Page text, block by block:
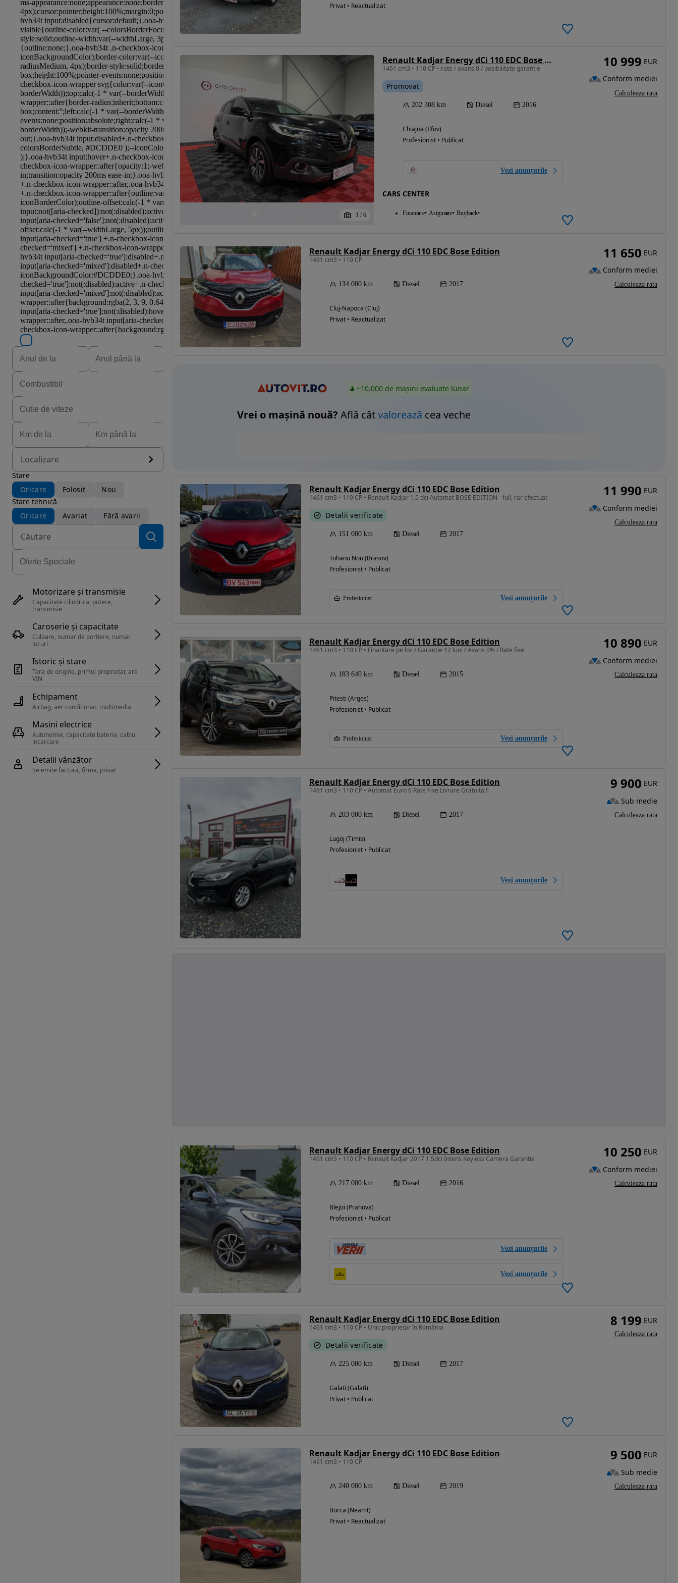
finantare
Localizare
Stare
Oricare
Folosit
Nou
Stare tehnică
Oricare
Avariat Fără avarii
Motorizare și transmisie
Capacitate cilindrica, putere,
transmisie
Caroserie și capacitate
Culoare, numar de portiere, numar
locuri
Istoric și stare
Tara de origine, primul proprietar, are
Echipament
Airbag, aer conditionat, multimedia
Masini electrice
Autonomie, capacitate baterie, cablu
Detalii vânzător
Se emite factura, firma, privat
Privat • Reactualizat
1 / 6
Renault Kadjar Energy dCi 110 EDC Bose Edition
1461 cm3 • 110 CP • rate / avans 0 / posibilitate garantie
Promovat
202 308 km Diesel 2016
Chiajna (Ilfov)
Profesionist • Publicat
Vezi anunțurile
CARS CENTER
Finantare Asigurare Buyback
10 999 EUR
Conform mediei
Calculeaza rata
Renault Kadjar Energy dCi 110 EDC Bose Edition
1461 cm3 • 110 CP
134 000 km Diesel 2017
Cluj-Napoca (Cluj)
Privat • Reactualizat
11 650 EUR
Conform mediei
Calculeaza rata
~10.000 de mașini evaluate lunar
Vrei o mașină nouă? Află câtvalorează cea veche
Renault Kadjar Energy dCi 110 EDC Bose Edition
1461 cm3 • 110 CP • Renault Kadjar 1.5 dci Automat BOSE EDITION - full, rar efectuat
Detalii verificate
151 000 km Diesel 2017
Tohanu Nou (Brasov)
Profesionist • Publicat
Profesionist Vezi anunțurile
11 990 EUR
Conform mediei
Calculeaza rata
Renault Kadjar Energy dCi 110 EDC Bose Edition
1461 cm3 • 110 CP • Finantare pe loc / Garantie 12 luni / Avans 0% / Rate fixe
183 640 km Diesel 2015
Pitesti (Arges)
Profesionist • Publicat
Profesionist Vezi anunțurile
10 890 EUR
Conform mediei
Calculeaza rata
Renault Kadjar Energy dCi 110 EDC Bose Edition
1461 cm3 • 110 CP • Automat Euro 6 Rate Fixe Livrare Gratuită ‼️
203 000 km Diesel 2017
Lugoj (Timis)
Profesionist • Publicat
Vezi anunțurile
9 900 EUR
Sub medie
Calculeaza rata
Renault Kadjar Energy dCi 110 EDC Bose Edition
1461 cm3 • 110 CP • Renault Kadjar 2017 1.5dci Intens Keyless Camera Garantie
217 000 km Diesel 2016
Blejoi (Prahova)
Profesionist • Publicat
Vezi anunțurile
Vezi anunțurile
10 250 EUR
Conform mediei
Calculeaza rata
Renault Kadjar Energy dCi 110 EDC Bose Edition
1461 cm3 • 110 CP • Unic proprietar în România
Detalii verificate
225 000 km Diesel 2017
Galati (Galati)
Privat • Publicat
8 199 EUR
Calculeaza rata
Renault Kadjar Energy dCi 110 EDC Bose Edition
1461 cm3 • 110 CP
240 000 km Diesel 2019
Borca (Neamt)
Privat • Reactualizat
9 500 EUR
Sub medie
Calculeaza rata